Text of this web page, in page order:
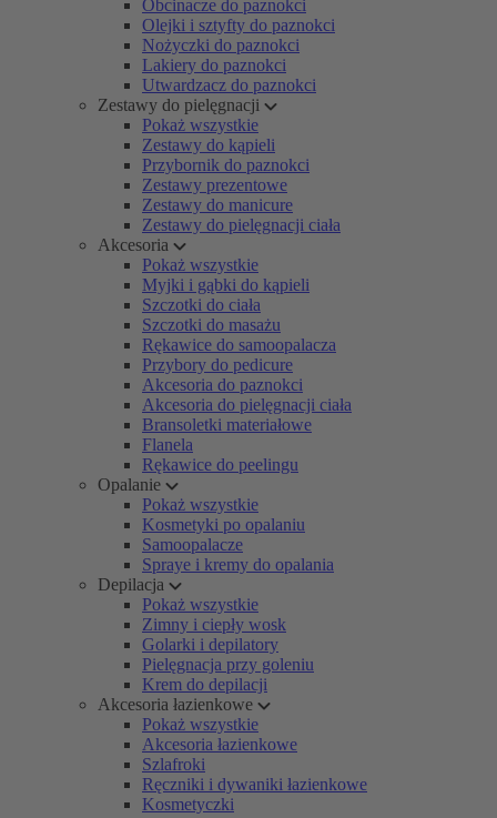
Obcinacze do paznokci
Olejki i sztyfty do paznokci
Nożyczki do paznokci
Lakiery do paznokci
Utwardzacz do paznokci
Zestawy do pielęgnacji
Pokaż wszystkie
Zestawy do kąpieli
Przybornik do paznokci
Zestawy prezentowe
Zestawy do manicure
Zestawy do pielęgnacji ciała
Akcesoria
Pokaż wszystkie
Myjki i gąbki do kąpieli
Szczotki do ciała
Szczotki do masażu
Rękawice do samoopalacza
Przybory do pedicure
Akcesoria do paznokci
Akcesoria do pielęgnacji ciała
Bransoletki materiałowe
Flanela
Rękawice do peelingu
Opalanie
Pokaż wszystkie
Kosmetyki po opalaniu
Samoopalacze
Spraye i kremy do opalania
Depilacja
Pokaż wszystkie
Zimny i ciepły wosk
Golarki i depilatory
Pielęgnacja przy goleniu
Krem do depilacji
Akcesoria łazienkowe
Pokaż wszystkie
Akcesoria łazienkowe
Szlafroki
Ręczniki i dywaniki łazienkowe
Kosmetyczki